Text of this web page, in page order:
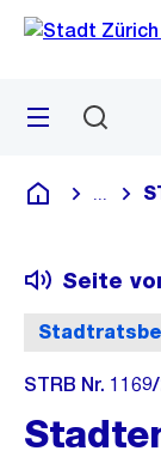
Sprunglink
Menü
Deutsch
Seite
STRB Nr.